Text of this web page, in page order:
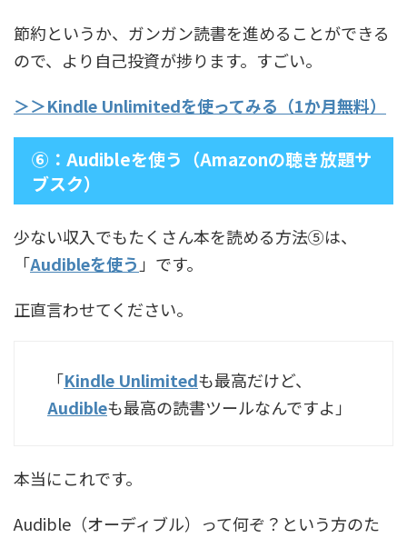
節約というか、ガンガン読書を進めることができる
ので、より自己投資が捗ります。すごい。
＞＞Kindle Unlimitedを使ってみる（1か月無料）
⑥：Audibleを使う（Amazonの聴き放題サ
ブスク）
少ない収入でもたくさん本を読める方法⑤は、
「Audibleを使う 」です。
正直言わせてください。
「Kindle Unlimitedも最高だけど、
Audibleも最高の読書ツールなんですよ」
本当にこれです。
Audible（オーディブル）って何ぞ？という方のた